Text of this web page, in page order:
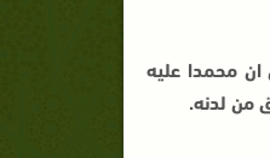
محمدا عليه
من لدنه.